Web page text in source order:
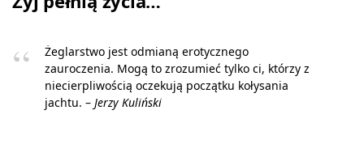
Żeglarstwo jest odmianą erotycznego
zauroczenia. Mogą to zrozumieć tylko ci, którzy z
niecierpliwością oczekują początku kołysania
jachtu. – Jerzy Kuliński